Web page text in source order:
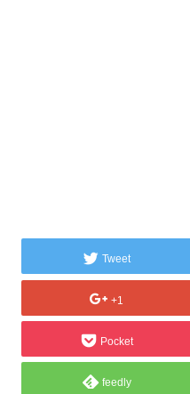
Tweet
+1
Pocket
feedly